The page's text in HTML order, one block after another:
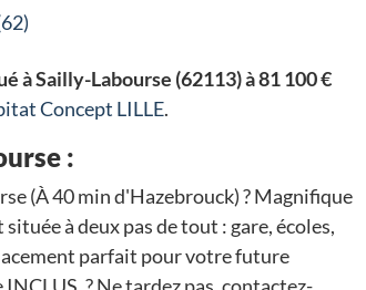
à Sailly-Labourse (62113) à 81 100 €
Concept LILLE.
:
(À 40 min d'Hazebrouck) ? Magnifique
à deux pas de tout : gare, écoles,
parfait pour votre future